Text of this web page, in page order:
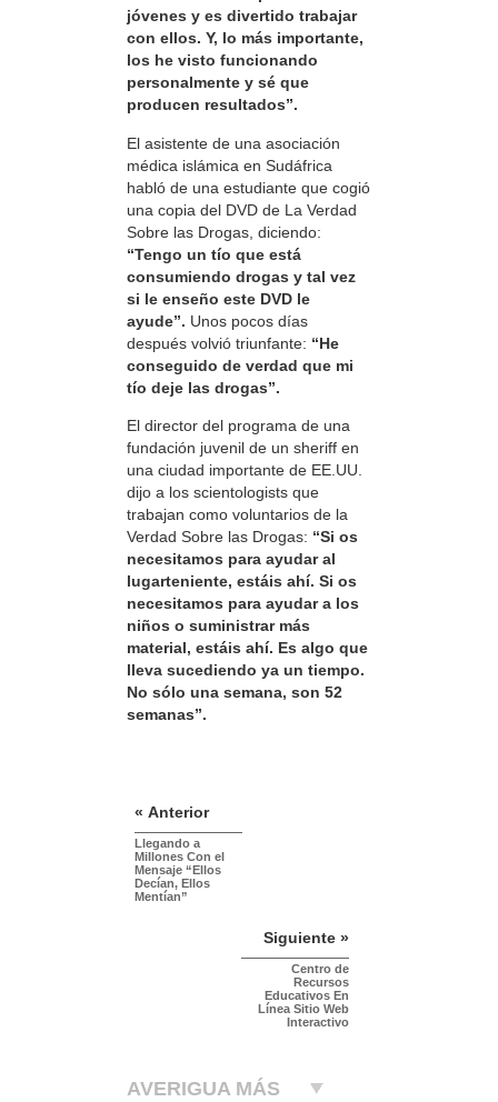
jóvenes y es divertido trabajar
con ellos. Y, lo más importante,
los he visto funcionando
personalmente y sé que
producen resultados”.
El asistente de una asociación
médica islámica en Sudáfrica
habló de una estudiante que cogió
una copia del DVD de La Verdad
Sobre las Drogas, diciendo:
“Tengo un tío que está
consumiendo drogas y tal vez
si le enseño este DVD le
ayude”. Unos pocos días
después volvió triunfante: “He
conseguido de verdad que mi
tío deje las drogas”.
El director del programa de una
fundación juvenil de un sheriff en
una ciudad importante de EE.UU.
dijo a los scientologists que
trabajan como voluntarios de la
Verdad Sobre las Drogas: “Si os
necesitamos para ayudar al
lugarteniente, estáis ahí. Si os
necesitamos para ayudar a los
niños o suministrar más
material, estáis ahí. Es algo que
lleva sucediendo ya un tiempo.
No sólo una semana, son 52
semanas”.
« Anterior
Llegando a
Millones Con el
Mensaje “Ellos
Decían, Ellos
Mentían”
Siguiente »
Centro de
Recursos
Educativos En
Línea Sitio Web
Interactivo
AVERIGUA MÁS